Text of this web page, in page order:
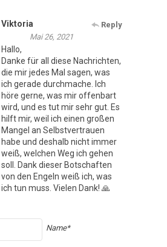
Viktoria
Reply
Mai 26, 2021
Hallo,
Danke für all diese Nachrichten,
die mir jedes Mal sagen, was
ich gerade durchmache. Ich
höre gerne, was mir offenbart
wird, und es tut mir sehr gut. Es
hilft mir, weil ich einen großen
Mangel an Selbstvertrauen
habe und deshalb nicht immer
weiß, welchen Weg ich gehen
soll. Dank dieser Botschaften
von den Engeln weiß ich, was
ich tun muss. Vielen Dank! 🙏
Name*